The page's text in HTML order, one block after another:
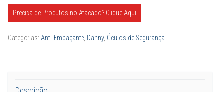
Proteção
Fênix
quantidade
Precisa de Produtos no Atacado? Clique Aqui
Categorias: Anti-Embaçante, Danny, Óculos de Segurança